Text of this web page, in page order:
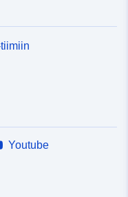
Youtube